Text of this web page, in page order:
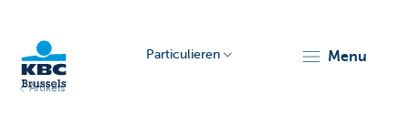
Particulieren menu
Artikels